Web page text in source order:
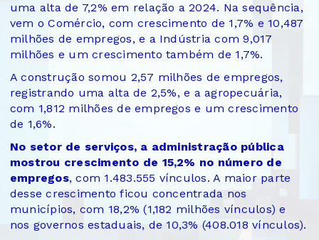
uma alta de 7,2% em relação a 2024. Na sequência,
vem o Comércio, com crescimento de 1,7% e 10,487
milhões de empregos, e a Indústria com 9,017
milhões e um crescimento também de 1,7%.
A construção somou 2,57 milhões de empregos,
registrando uma alta de 2,5%, e a agropecuária,
com 1,812 milhões de empregos e um crescimento
de 1,6%.
No setor de serviços, a administração pública
mostrou crescimento de 15,2% no número de
empregos, com 1.483.555 vínculos. A maior parte
desse crescimento ficou concentrada nos
municípios, com 18,2% (1,182 milhões vínculos) e
nos governos estaduais, de 10,3% (408.018 vínculos).